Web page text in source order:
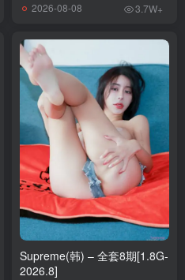
2026-08-08 3.7W+
Supreme(韩) – 全套8期[1.8G-
2026.8]